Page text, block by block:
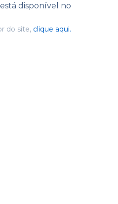
disponível no
do site, clique aqui.